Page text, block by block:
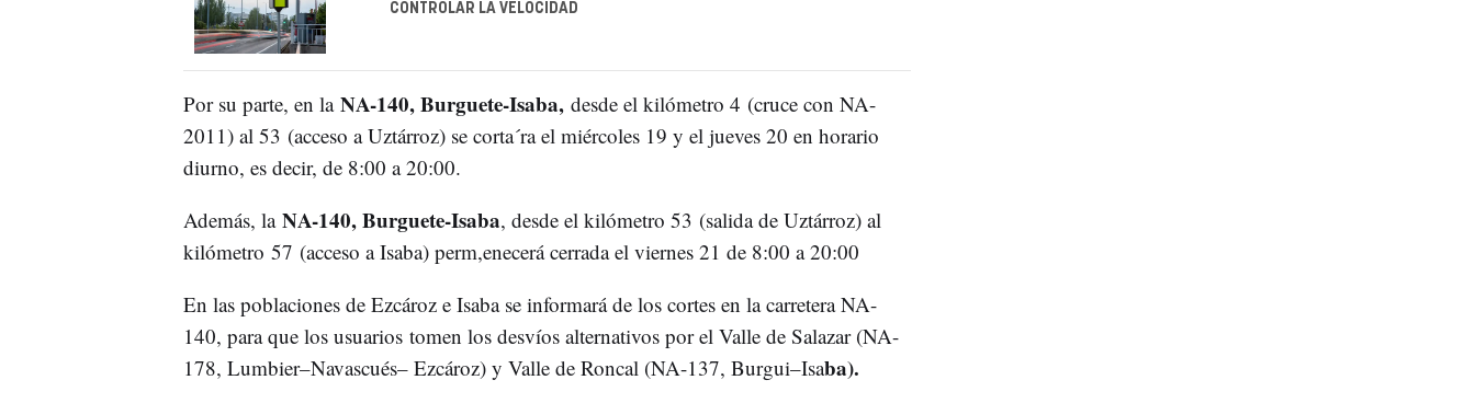
CONTROLAR LA VELOCIDAD
Por su parte, en la NA-140, Burguete-Isaba,desde el kilómetro 4 (cruce con NA-
2011) al 53 (acceso a Uztárroz) se corta´ra el miércoles 19 y el jueves 20 en horario
diurno, es decir, de 8:00 a 20:00.
Además, la NA-140, Burguete-Isaba, desde el kilómetro 53 (salida de Uztárroz) al
kilómetro 57 (acceso a Isaba) perm,enecerá cerrada el viernes 21 de 8:00 a 20:00
En las poblaciones de Ezcároz e Isaba se informará de los cortes en la carretera NA-
140, para que los usuarios tomen los desvíos alternativos por el Valle de Salazar (NA-
178, Lumbier–Navascués– Ezcároz) y Valle de Roncal (NA-137, Burgui–Isaba).